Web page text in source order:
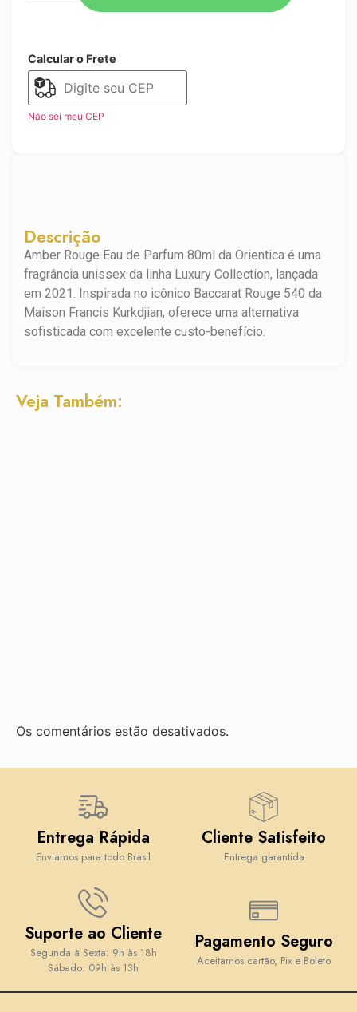
Descrição
Amber Rouge Eau de Parfum 80ml da Orientica é uma
fragrância unissex da linha Luxury Collection, lançada
em 2021. Inspirada no icônico Baccarat Rouge 540 da
Maison Francis Kurkdjian, oferece uma alternativa
sofisticada com excelente custo-benefício.
Calcular o Frete
Não sei meu CEP
Veja Também:
Os comentários estão desativados.
Entrega Rápida
Enviamos para todo Brasil
Cliente Satisfeito
Entrega garantida
Suporte ao Cliente
Segunda à Sexta: 9h às 18h
Sábado: 09h às 13h
Pagamento Seguro
Aceitamos cartão, Pix e Boleto